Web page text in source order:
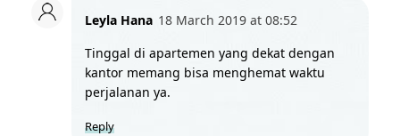
Leyla Hana 18 March 2019 at 08:52
Tinggal di apartemen yang dekat dengan
kantor memang bisa menghemat waktu
perjalanan ya.
Reply